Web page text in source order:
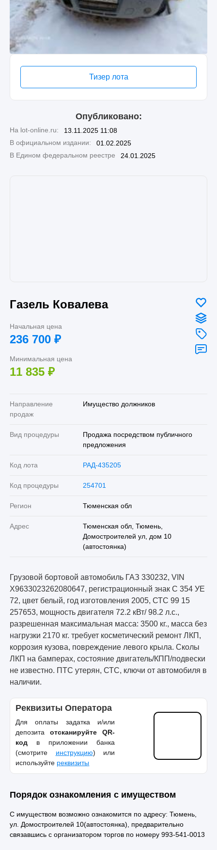
Тизер лота
Опубликовано:
На lot-online.ru:
13.11.2025 11:08
В официальном издании:
01.02.2025
В Едином федеральном реестре
24.01.2025
Газель Ковалева
Начальная цена
236 700 ₽
Минимальная цена
11 835 ₽
Направление
продаж
Имущество должников
Вид процедуры
Продажа посредством публичного
предложения
Код лота РАД-435205
Код процедуры 254701
Регион Тюменская обл
Адрес
Тюменская обл, Тюмень,
Домостроителей ул, дом 10
(автостоянка)
Грузовой бортовой автомобиль ГАЗ 330232, VIN
X9633023262080647, регистрационный знак C 354 УЕ
72, цвет белый, год изготовления 2005, СТС 99 15
257653, мощность двигателя 72.2 кВт/ 98.2 л.с.,
разрешенная максимальная масса: 3500 кг., масса без
нагрузки 2170 кг. требует косметический ремонт ЛКП,
коррозия кузова, повреждение левого крыла. Сколы
ЛКП на бамперах, состояние двигатель/КПП/подвески
не известно. ПТС утерян, СТС, ключи от автомобиля в
наличии.
Реквизиты Оператора
Для оплаты задатка и/или
депозита отсканируйте QR-
код в приложении банка
(смотрите инструкцию) или
используйте реквизиты
Порядок ознакомления с имуществом
С имуществом возможно ознакомится по адресу: Тюмень,
ул. Домостроителей 10(автостоянка), предварительно
связавшись с организатором торгов по номеру 993-541-0013